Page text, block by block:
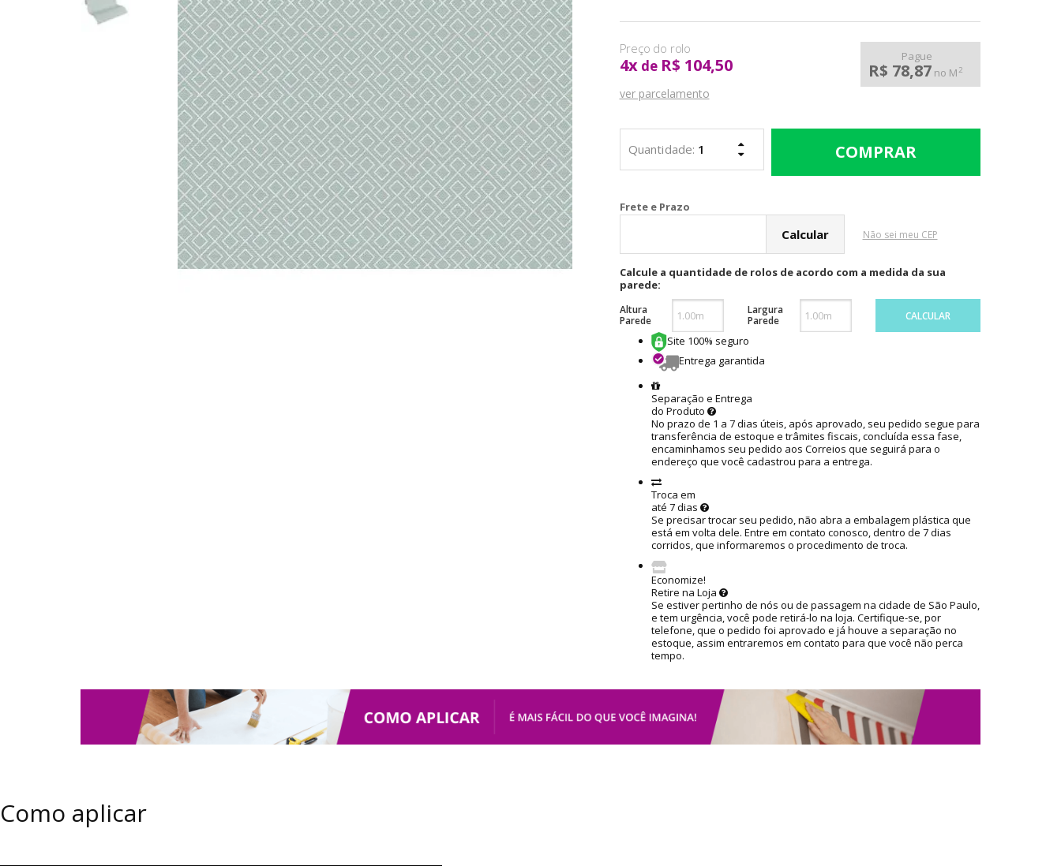
Parede
Internet 4xde R$ 104,50 Pague
R$ 78,87 no M2
ver parcelamento
Não sei meu CEP
Calcule a quantidade de rolos de acordo com a medida da sua
parede:
Altura
Parede
Largura
Parede
CALCULAR
Site 100% seguro
Entrega garantida
Separação e Entrega
do Produto
No prazo de 1 a 7 dias úteis, após aprovado, seu pedido segue para
transferência de estoque e trâmites fiscais, concluída essa fase,
encaminhamos seu pedido aos Correios que seguirá para o
endereço que você cadastrou para a entrega.
Troca em
até 7 dias
Se precisar trocar seu pedido, não abra a embalagem plástica que
está em volta dele. Entre em contato conosco, dentro de 7 dias
corridos, que informaremos o procedimento de troca.
Economize!
Retire na Loja
Se estiver pertinho de nós ou de passagem na cidade de São Paulo,
e tem urgência, você pode retirá-lo na loja. Certifique-se, por
telefone, que o pedido foi aprovado e já houve a separação no
estoque, assim entraremos em contato para que você não perca
tempo.
Como aplicar